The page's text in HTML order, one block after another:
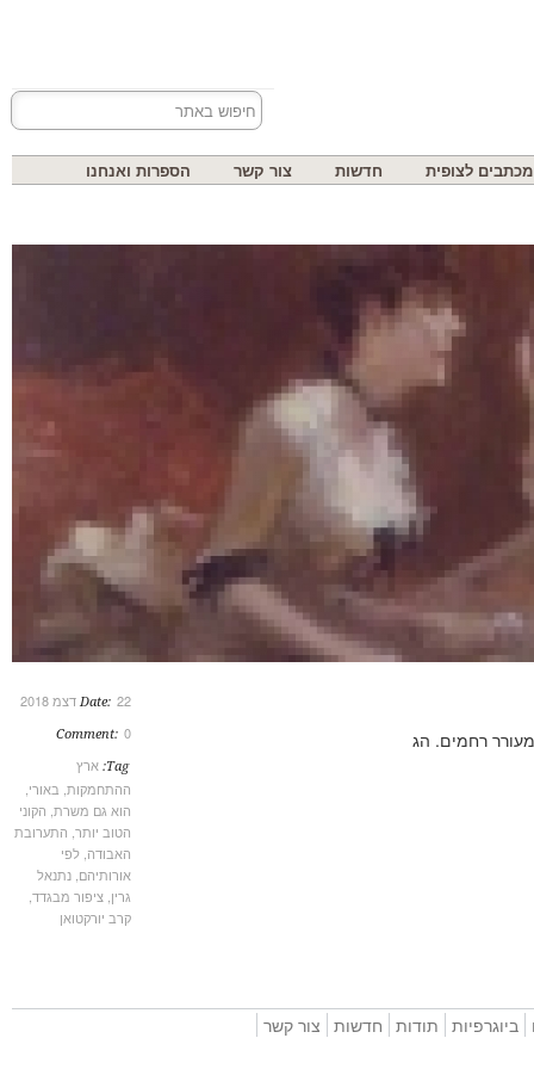
לצופית חדשות צור קשר הספרות ואנחנו
Date:
Comment:
ארץ
ההתחמקות,באורי,
הוא גם משרת,הקוני
הטוב יותר ,התערובת
האבודה,לפי
אורותיהם,נתנאל
,ציפור מבגדד,
קרב יורקטואן
תודות חדשות צור קשר